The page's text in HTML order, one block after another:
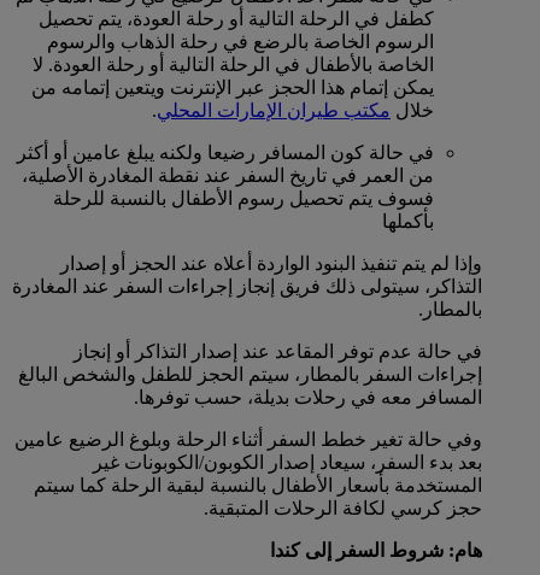
كطفل في الرحلة التالية أو رحلة العودة، يتم تحصيل
الرسوم الخاصة بالرضع في رحلة الذهاب والرسوم
الخاصة بالأطفال في الرحلة التالية أو رحلة العودة. لا
يمكن إتمام هذا الحجز عبر الإنترنت ويتعين إتمامه من
خلال مكتب طيران الإمارات المحلي.
في حالة كون المسافر رضيعا ولكنه يبلغ عامين أو أكثر
من العمر في تاريخ السفر عند نقطة المغادرة الأصلية،
فسوف يتم تحصيل رسوم الأطفال بالنسبة للرحلة
بأكملها
وإذا لم يتم تنفيذ البنود الواردة أعلاه عند الحجز أو إصدار
التذاكر، سيتولى ذلك فريق إنجاز إجراءات السفر عند المغادرة
بالمطار.
في حالة عدم توفر المقاعد عند إصدار التذاكر أو إنجاز
إجراءات السفر بالمطار، سيتم الحجز للطفل والشخص البالغ
المسافر معه في رحلات بديلة، حسب توفرها.
وفي حالة تغير خطط السفر أثناء الرحلة وبلوغ الرضيع عامين
بعد بدء السفر، سيعاد إصدار الكوبون/الكوبونات غير
المستخدمة بأسعار الأطفال بالنسبة لبقية الرحلة كما سيتم
حجز كرسي لكافة الرحلات المتبقية.
هام: شروط السفر إلى كندا